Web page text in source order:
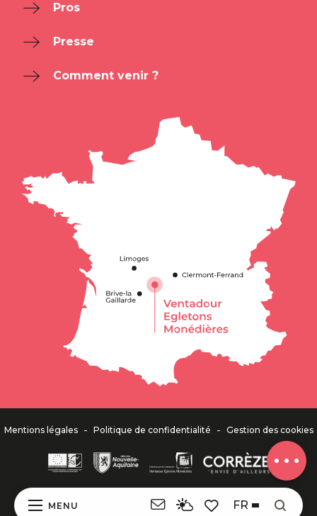
MENU FR
par email
Avis
Pros
Presse
Comment venir ?
Mentions légales - Politique de confidentialité - Gestion des cookies